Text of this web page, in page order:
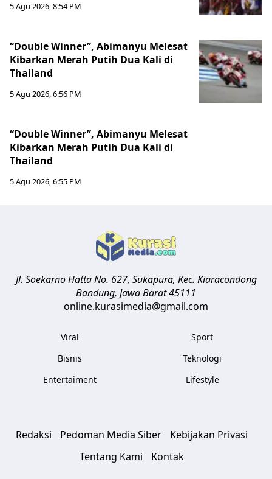
5 Agu 2026, 8:54 PM
“Double Winner”, Abimanyu Melesat
Kibarkan Merah Putih Dua Kali di
Thailand
5 Agu 2026, 6:56 PM
“Double Winner”, Abimanyu Melesat
Kibarkan Merah Putih Dua Kali di
Thailand
5 Agu 2026, 6:55 PM
Jl. Soekarno Hatta No. 627, Sukapura, Kec. Kiaracondong
Bandung, Jawa Barat45111
online.kurasimedia@gmail.com
Viral
Bisnis
Entertaiment
Sport
Teknologi
Lifestyle
Redaksi Pedoman Media Siber
Kebijakan Privasi
Tentang Kami
Kontak